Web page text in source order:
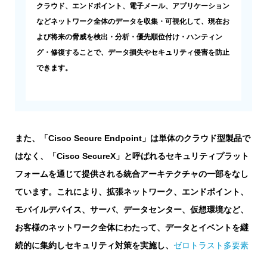
クラウド、エンドポイント、電子メール、アプリケーション
などネットワーク全体のデータを収集・可視化して、現在お
よび将来の脅威を検出・分析・優先順位付け・ハンティン
グ・修復することで、データ損失やセキュリティ侵害を防止
できます。
また、「Cisco Secure Endpoint」は単体のクラウド型製品で
はなく、「Cisco SecureX」と呼ばれるセキュリティプラット
フォームを通じて提供される統合アーキテクチャの一部をなし
ています。これにより、拡張ネットワーク、エンドポイント、
モバイルデバイス、サーバ、データセンター、仮想環境など、
お客様のネットワーク全体にわたって、データとイベントを継
続的に集約しセキュリティ対策を実施し、 ゼロトラスト多要素